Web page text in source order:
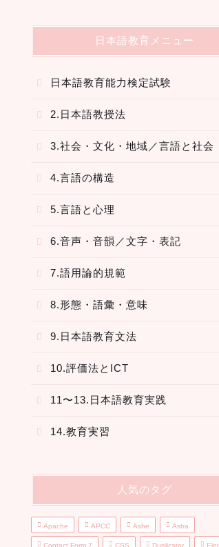
日本語教育メニュー
日本語教育能力検定試験
2.日本語教授法
3.社会・文化・地域／言語と社会
4.言語の構造
5.言語と心理
6.音声・音韻／文字・表記
7.語用論的規範
8.形態・語彙・意味
9.日本語教育文法
10.評価法とICT
11〜13.日本語教育実践
14.教育実習
人気のタグ
Apache APCC Ashe Astra
Contact Form 7 CSS Duplicator